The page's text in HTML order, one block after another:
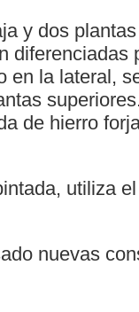
y dos
diferenciadas
en la lateral,
de hierro
utiliza
nuevas